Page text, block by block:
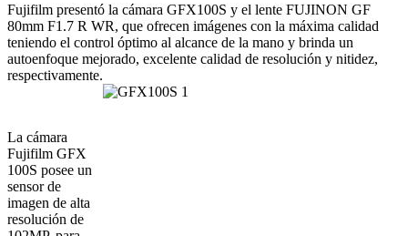
Fujifilm presentó la cámara GFX100S y el lente FUJINON GF
80mm F1.7 R WR, que ofrecen imágenes con la máxima calidad
teniendo el control óptimo al alcance de la mano y brinda un
autoenfoque mejorado, excelente calidad de resolución y nitidez,
respectivamente.
La cámara
Fujifilm GFX
100S posee un
sensor de
imagen de alta
resolución de